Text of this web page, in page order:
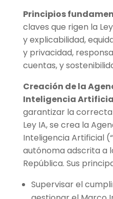
Principios
claves que rigen la
y explicabilidad,
y privacidad,
cuentas, y
Creación de la
Inteligencia
garantizar la
Ley IA, se crea la
Inteligencia Artificial (“
autónoma adscrita a
República. Sus
Supervisar el